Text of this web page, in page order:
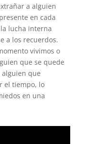
a alguien
en cada
lucha interna
a los recuerdos.
vivimos o
que se quede
que
el tiempo, lo
en una